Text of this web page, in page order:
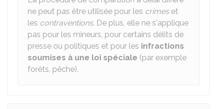
ne peut pas être utilisée pour les crimeset
les contraventions. De plus, elle ne s'applique
pas pour les mineurs, pour certains délits de
presse ou politiques et pour les infractions
soumises à une loi spéciale (par exemple
forêts, pêche).